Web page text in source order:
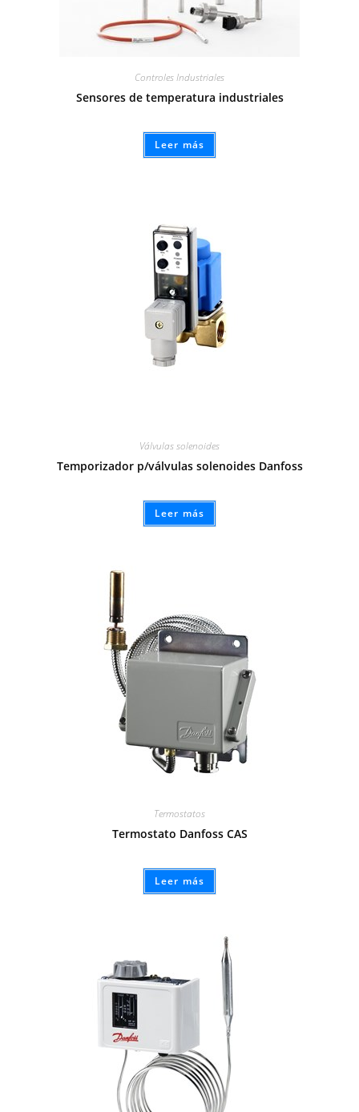
Controles Industriales
Sensores de temperatura industriales
Leer más
Válvulas solenoides
Temporizador p/válvulas solenoides Danfoss
Leer más
Termostatos
Termostato Danfoss CAS
Leer más